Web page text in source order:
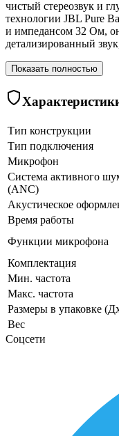
чистый стереозвук и
технологии JBL Pure
и импедансом 32 Ом,
детализированный
Показать полностью
Тип конструкции
Тип подключения
Микрофон
Система активного
(ANC)
Акустическое
Время работы
Функции микрофона
Комплектация
Мин. частота
Макс. частота
Размеры в упаковке
Вес
Соцсети